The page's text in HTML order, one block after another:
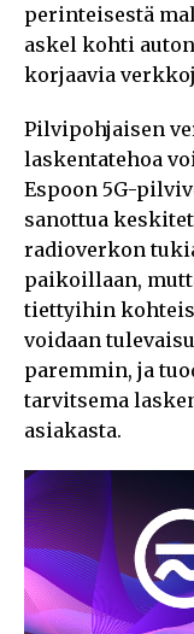
perinteisestä
askel kohti
korjaavia
Pilvipohjaisen
laskentatehoa
Espoon 5G-
sanottua
radioverkon
paikoillaan,
tiettyihin
voidaan
paremmin, ja
tarvitsema
asiakasta.